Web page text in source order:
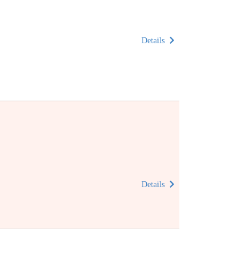
Details
Details